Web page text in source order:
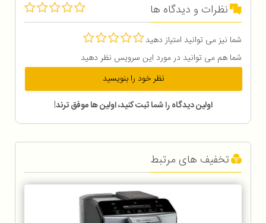
نظرات و دیدگاه ها
شما نیز می توانید امتیاز دهید
شما هم می توانید در مورد این سرویس نظر دهید
نظر خود را بنویسید
اولین دیدگاه را شما ثبت کنید، اولین ها موفق ترند!
تخفیف های مرتبط